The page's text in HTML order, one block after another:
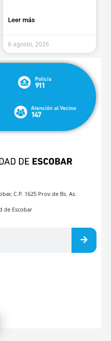
Leer más
6 agosto, 2026
C.P. 1625 Prov.de Bs. As.
de Escobar